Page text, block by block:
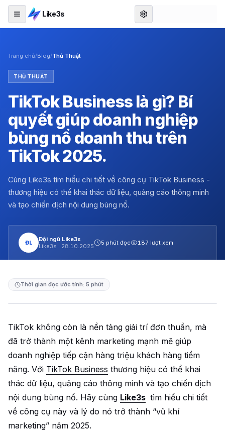
Like3s
Trang chủ/Blog/Thủ Thuật
THỦ THUẬT
TikTok Business là gì? Bí
quyết giúp doanh nghiệp
bùng nổ doanh thu trên
TikTok 2025.
Cùng Like3s tìm hiểu chi tiết về công cụ TikTok Business -
thương hiệu có thể khai thác dữ liệu, quảng cáo thông minh
và tạo chiến dịch nội dung bùng nổ.
ĐL
Đội ngũ Like3s
Like3s · 28.10.2025
5 phút đọc 187 lượt xem
Thời gian đọc ước tính: 5 phút
TikTok không còn là nền tảng giải trí đơn thuần, mà
đã trở thành một kênh marketing mạnh mẽ giúp
doanh nghiệp tiếp cận hàng triệu khách hàng tiềm
năng. Với TikTok Business thương hiệu có thể khai
thác dữ liệu, quảng cáo thông minh và tạo chiến dịch
nội dung bùng nổ. Hãy cùng Like3s tìm hiểu chi tiết
về công cụ này và lý do nó trở thành “vũ khí
marketing” năm 2025.